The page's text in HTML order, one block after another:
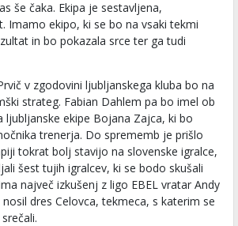
še čaka. Ekipa je sestavljena,
Imamo ekipo, ki se bo na vsaki tekmi
in bo pokazala srce ter ga tudi
v zgodovini ljubljanskega kluba bo na
strateg. Fabian Dahlem pa bo imel ob
ljubljanske ekipe Bojana Zajca, ki bo
trenerja. Do sprememb je prišlo
tokrat bolj stavijo na slovenske igralce,
šest tujih igralcev, ki se bodo skušali
največ izkušenj z ligo EBEL vratar Andy
dres Celovca, tekmeca, s katerim se